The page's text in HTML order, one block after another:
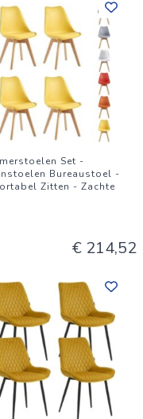
Set -
Bureaustoel -
Zitten - Zachte
€ 214,52